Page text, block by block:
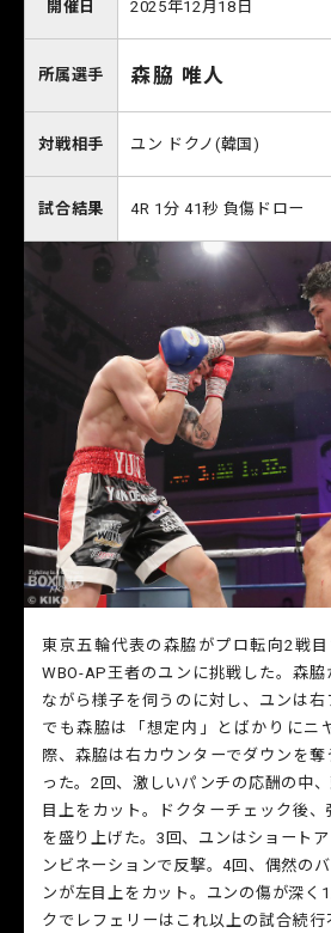
開催日 2025年12月18日
所属選手 森脇 唯人
対戦相手 ユン ドクノ(韓国)
試合結果 4R 1分 41秒 負傷ドロー
東京五輪代表の森脇がプロ転向2戦目
WBO-AP王者のユンに挑戦した。森脇
ながら様子を伺うのに対し、ユンは
でも森脇は「想定内」とばかりにニ
際、森脇は右カウンターでダウンを
った。2回、激しいパンチの応酬の中
目上をカット。ドクターチェック後
を盛り上げた。3回、ユンはショート
ンビネーションで反撃。4回、偶然の
ンが左目上をカット。ユンの傷が深く
クでレフェリーはこれ以上の試合続